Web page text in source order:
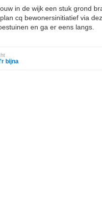
in de wijk een stuk grond
cq bewonersinitiatief via
en ga er eens langs.
bijna